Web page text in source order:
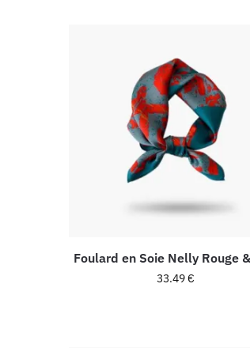
Foulard en Soie Nelly Rouge
33.49€